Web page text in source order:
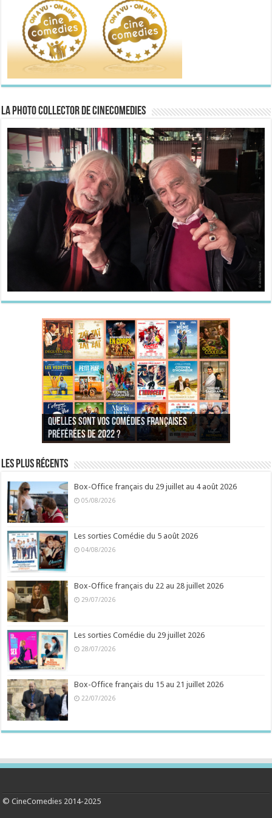
La Photo collector de CineComedies
Quelles sont vos comédies françaises
préférées de 2022 ?
Quel est votre personnage préféré du Père
Noël est une ordure ?
Quelles sont vos comédies françaises
préférées de 2021 ?
Quel est votre « Gendarme » préféré ?
Quels sont vos 3 comédies de Jean-Marie Poiré
préférées ?
Quel est votre « Tati » préféré ?
Quel est votre « bronzé » préféré ?
Les plus récents
Box-Office français du 29 juillet au 4 août 2026
05/08/2026
Les sorties Comédie du 5 août 2026
04/08/2026
Box-Office français du 22 au 28 juillet 2026
29/07/2026
Les sorties Comédie du 29 juillet 2026
28/07/2026
Box-Office français du 15 au 21 juillet 2026
22/07/2026
© CineComedies 2014-2025